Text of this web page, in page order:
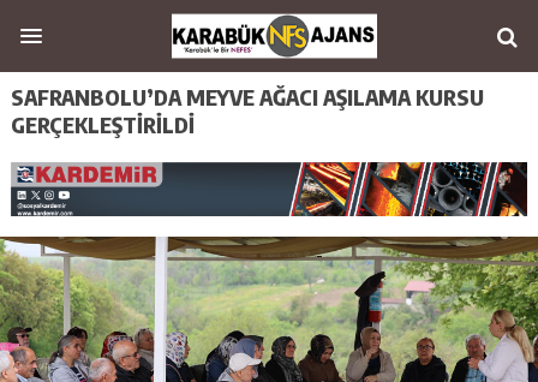
SAFRANBOLU’DA MEYVE AĞACI AŞILAMA KURSU
GERÇEKLEŞTİRİLDİ